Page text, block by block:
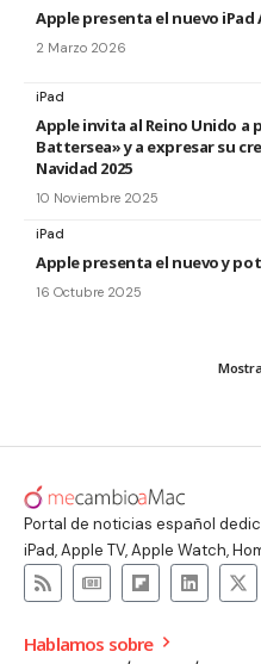
Apple presenta el nuevo
2 Marzo 2026
iPad
Apple invita al Reino Unido a
Battersea» y a expresar su
Navidad 2025
10 Noviembre 2025
iPad
Apple presenta el nuevo y
16 Octubre 2025
Portal de noticias español
iPad, Apple TV, Apple Watch,
Hablamos sobre